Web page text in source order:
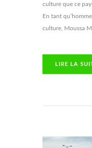
culture que ce
En tant
culture, Moussa
LIRE LA